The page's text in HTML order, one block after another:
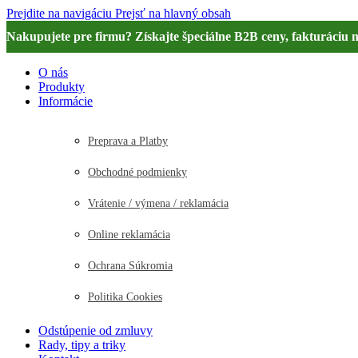
Prejdite na navigáciu Prejsť na hlavný obsah
Nakupujete pre firmu? Získajte špeciálne B2B ceny,
O nás
Produkty
Informácie
Preprava a Platby
Obchodné podmienky
Vrátenie / výmena / reklamácia
Online reklamácia
Ochrana Súkromia
Politika Cookies
Odstúpenie od zmluvy
Rady, tipy a triky